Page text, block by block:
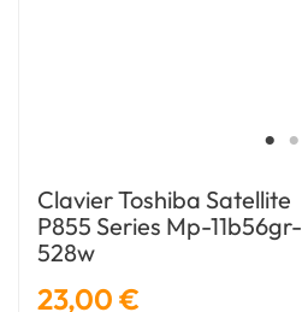
Clavier Toshiba Satellite
P855 Series Mp-11b56gr-
528w
23,00 €